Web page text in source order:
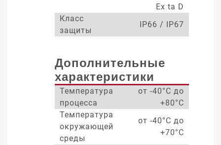
Ex ta D
Класс
защиты
IP66 / IP67
Дополнительные
характеристики
Температура
процесса
от -40°С до
+80°С
Температура
окружающей
среды
от -40°С до
+70°С